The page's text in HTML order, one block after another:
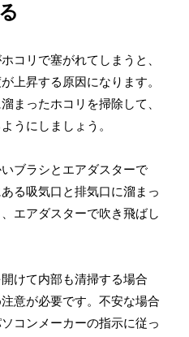
コリで塞がれてしまうと、
上昇する原因になります。
まったホコリを掃除して、
うにしましょう。
ブラシとエアダスターで
る吸気口と排気口に溜まっ
エアダスターで吹き飛ばし
けて内部も清掃する場合
意が必要です。不安な場合
コンメーカーの指示に従っ